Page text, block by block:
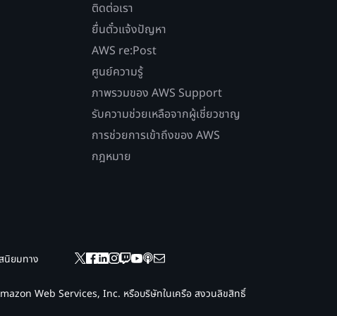
ติดต่อเรา
ยื่นตั๋วแจ้งปัญหา
AWS re:Post
ศูนย์ความรู้
ภาพรวมของ AWS Support
รับความช่วยเหลือจากผู้เชี่ยวชาญ
การช่วยการเข้าถึงของ AWS
กฎหมาย
นิยมทาง
Web Services, Inc. หรือบริษัทในเครือ สงวนลิขสิทธิ์